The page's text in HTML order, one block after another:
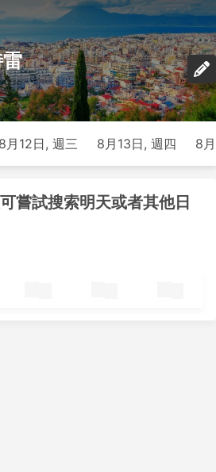
8月12日, 週三 8月13日, 週四 8
嘗試搜索明天或者其他日